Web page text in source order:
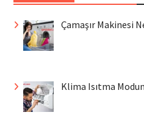
Çamaşır Makinesi
Klima Isıtma